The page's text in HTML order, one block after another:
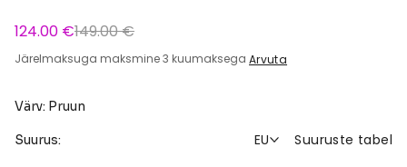
124.00 €149.00 €
Järelmaksuga maksmine 3 kuumaksega Arvuta
Värv: Pruun
Suurus: EU Suuruste tabel